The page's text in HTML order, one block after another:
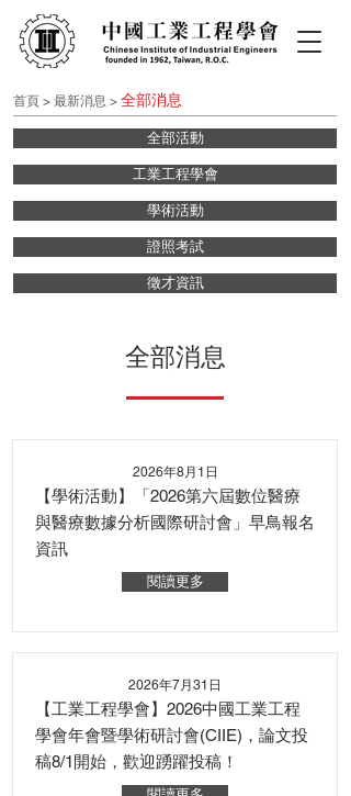
首頁 > 最新消息 > 全部消息
全部活動
工業工程學會
學術活動
證照考試
徵才資訊
全部消息
2026年8月1日
【學術活動】「2026第六屆數位醫療
與醫療數據分析國際研討會」早鳥報名
資訊
閱讀更多
2026年7月31日
【工業工程學會】2026中國工業工程
學會年會暨學術研討會(CIIE)，論文投
稿8/1開始，歡迎踴躍投稿！